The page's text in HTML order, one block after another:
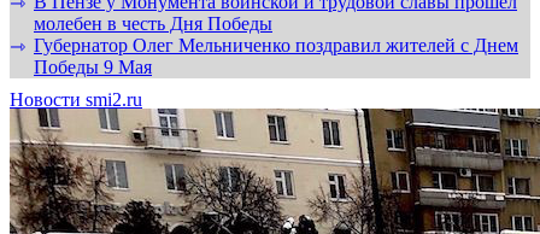
молебен в честь Дня Победы
⇾ Губернатор Олег Мельниченко поздравил жителей с Днем
Победы 9 Мая
Новости smi2.ru